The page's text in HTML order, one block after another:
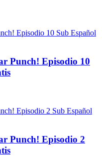
Punch! Episodio 10
Punch! Episodio 2